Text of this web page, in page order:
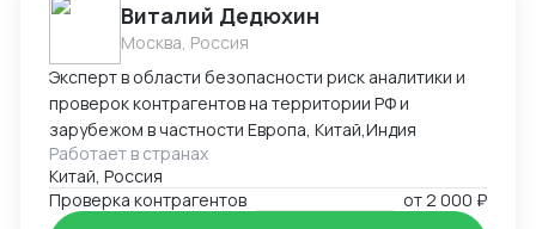
Виталий Дедюхин
Москва, Россия
Эксперт в области безопасности риск аналитики и
проверок контрагентов на территории РФ и
зарубежом в частности Европа, Китай,Индия
Работает в странах
Китай, Россия
Проверка контрагентов
от2 000 ₽